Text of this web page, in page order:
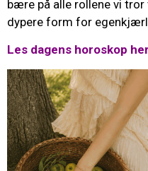
bære på alle rollene vi tror
dypere form for
Les dagens horoskop her